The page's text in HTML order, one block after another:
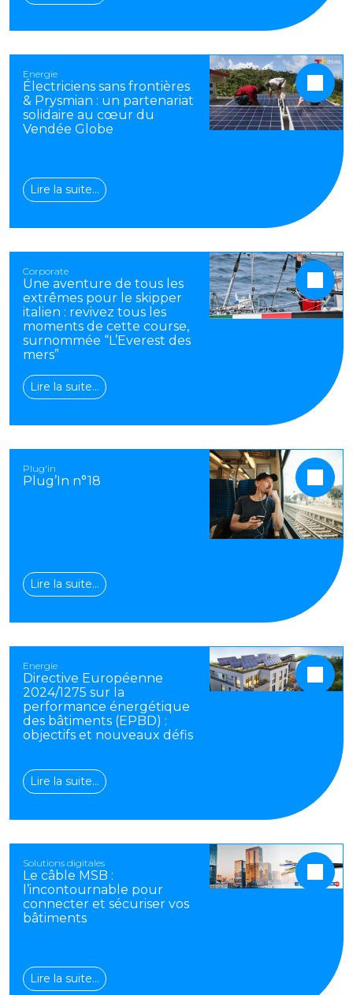
Energie
Électriciens sans frontières
& Prysmian : un partenariat
solidaire au cœur du
Vendée Globe
Lire la suite…
Corporate
Une aventure de tous les
extrêmes pour le skipper
italien : revivez tous les
moments de cette course,
surnommée “L’Everest des
mers”
Lire la suite…
Plug'in
Plug’In n°18
Lire la suite…
Energie
Directive Européenne
2024/1275 sur la
performance énergétique
des bâtiments (EPBD) :
objectifs et nouveaux défis
Lire la suite…
Solutions digitales
Le câble MSB :
l’incontournable pour
connecter et sécuriser vos
bâtiments
Lire la suite…